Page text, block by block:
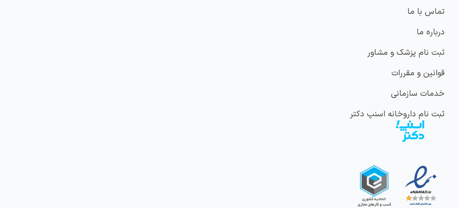
تماس با ما
درباره ما
ثبت نام پزشک و مشاور
قوانین و مقررات
خدمات سازمانی
ثبت نام داروخانه اسنپ دکتر